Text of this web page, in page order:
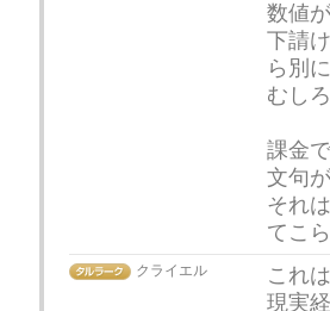
数値
下請
ら別
むし
課金
文句
それ
てこ
クライエル
これ
現実